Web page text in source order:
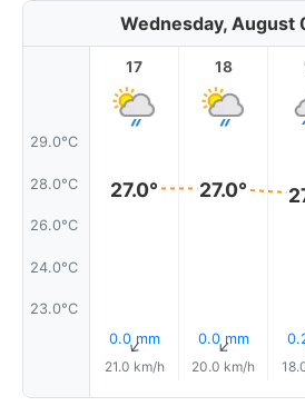
Wednesday, August
29.0°C
28.0°C
26.0°C
24.0°C
23.0°C
17
27.0°
0.0 mm
↑
21.0 km/h
18
27.0°
0.0 mm
↑
20.0 km/h